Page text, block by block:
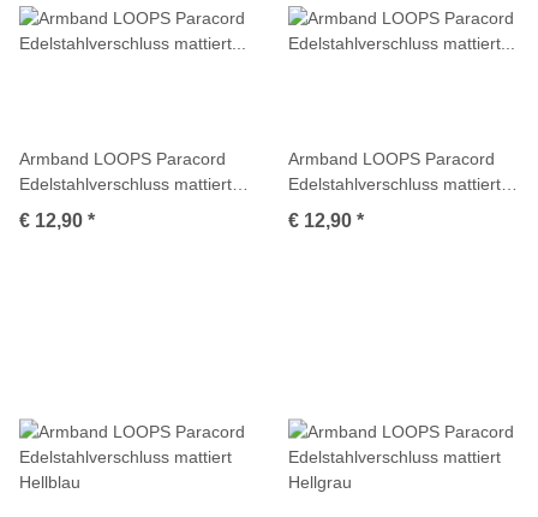
Armband LOOPS Paracord
Edelstahlverschluss mattiert
Dunkelgrau
€ 12,90 *
Armband LOOPS Paracord
Edelstahlverschluss mattiert
Dunkelgrün
€ 12,90 *